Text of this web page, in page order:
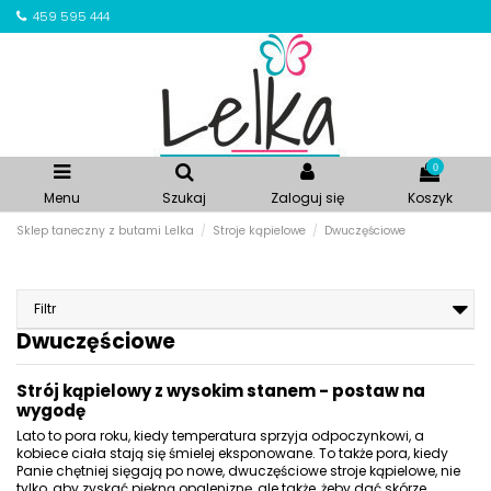
459 595 444
Menu Szukaj Zaloguj się
0
Koszyk
Sklep taneczny z butami Lelka Stroje kąpielowe Dwuczęściowe
Dwuczęściowe
Strój kąpielowy z wysokim stanem - postaw na
wygodę
Lato to pora roku, kiedy temperatura sprzyja odpoczynkowi, a
kobiece ciała stają się śmielej eksponowane. To także pora, kiedy
Panie chętniej sięgają po nowe, dwuczęściowe stroje kąpielowe, nie
Filtr